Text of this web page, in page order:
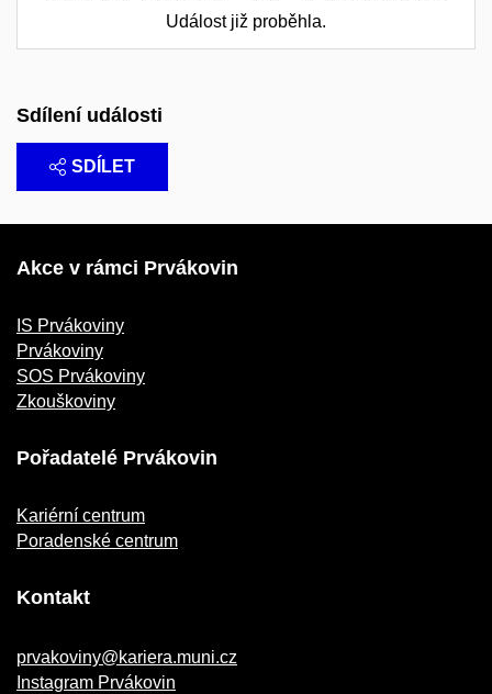
Událost již proběhla.
Sdílení události
SDÍLET
Akce v rámci Prvákovin
IS Prvákoviny
Prvákoviny
SOS Prvákoviny
Zkouškoviny
Pořadatelé Prvákovin
Kariérní centrum
Poradenské centrum
Kontakt
prvakoviny@kariera.muni.cz
Instagram Prvákovin